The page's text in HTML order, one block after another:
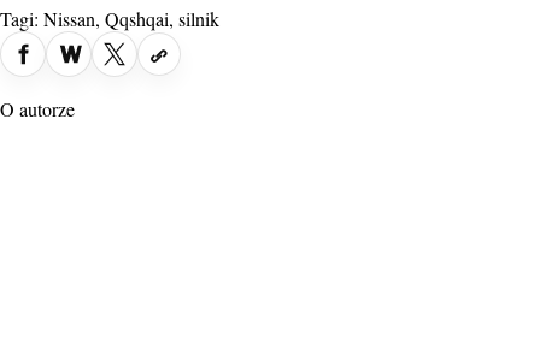
Tagi: Nissan, Qqshqai, silnik
O autorze